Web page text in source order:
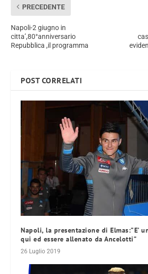
PRECEDENTE
Napoli-2 giugno in
citta’,80°anniversario
Repubblica ,il programma
POST CORRELATI
Napoli, la presentazione di Elmas:”E’
qui ed essere allenato da Ancelotti”
26 Luglio 2019